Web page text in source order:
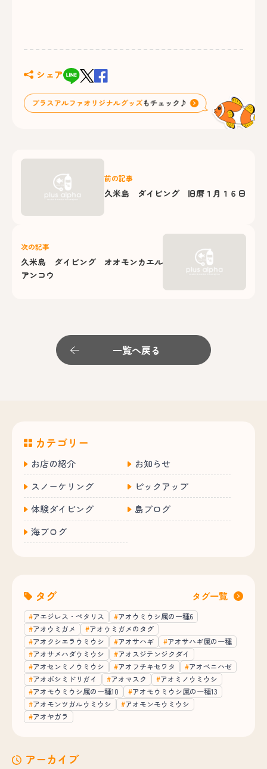
シェア
前の記事
久米島 ダイビング 旧暦１月１６日
次の記事
久米島 ダイビング オオモンカエル
アンコウ
一覧へ戻る
カテゴリー
お店の紹介
お知らせ
スノーケリング
ピックアップ
体験ダイビング
島ブログ
海ブログ
タグ タグ一覧
アエジレス・ペタリス
アオウミウシ属の一種6
アオウミガメ
アオウミガメのタグ
アオクシエラウミウシ
アオサハギ
アオサハギ属の一種
アオサメハダウミウシ
アオスジテンジクダイ
アオセンミノウミウシ
アオフチキセワタ
アオベニハゼ
アオボシミドリガイ
アオマスク
アオミノウミウシ
アオモウミウシ属の一種10
アオモウミウシ属の一種13
アオモンツガルウミウシ
アオモンモウミウシ
アオヤガラ
アーカイブ